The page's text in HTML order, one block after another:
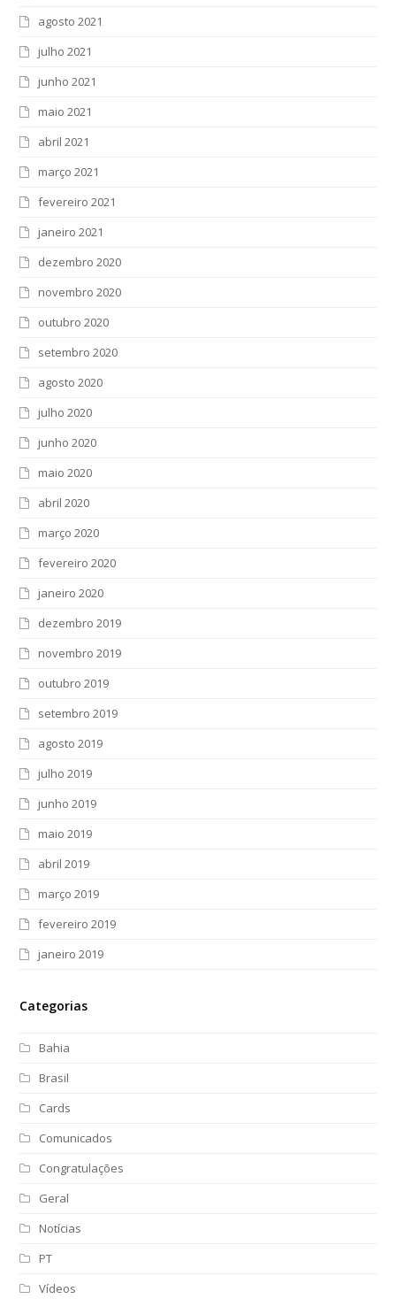
agosto 2021
julho 2021
junho 2021
maio 2021
abril 2021
março 2021
fevereiro 2021
janeiro 2021
dezembro 2020
novembro 2020
outubro 2020
setembro 2020
agosto 2020
julho 2020
junho 2020
maio 2020
abril 2020
março 2020
fevereiro 2020
janeiro 2020
dezembro 2019
novembro 2019
outubro 2019
setembro 2019
agosto 2019
julho 2019
junho 2019
maio 2019
abril 2019
março 2019
fevereiro 2019
janeiro 2019
Categorias
Bahia
Brasil
Cards
Comunicados
Congratulações
Geral
Notícias
PT
Vídeos